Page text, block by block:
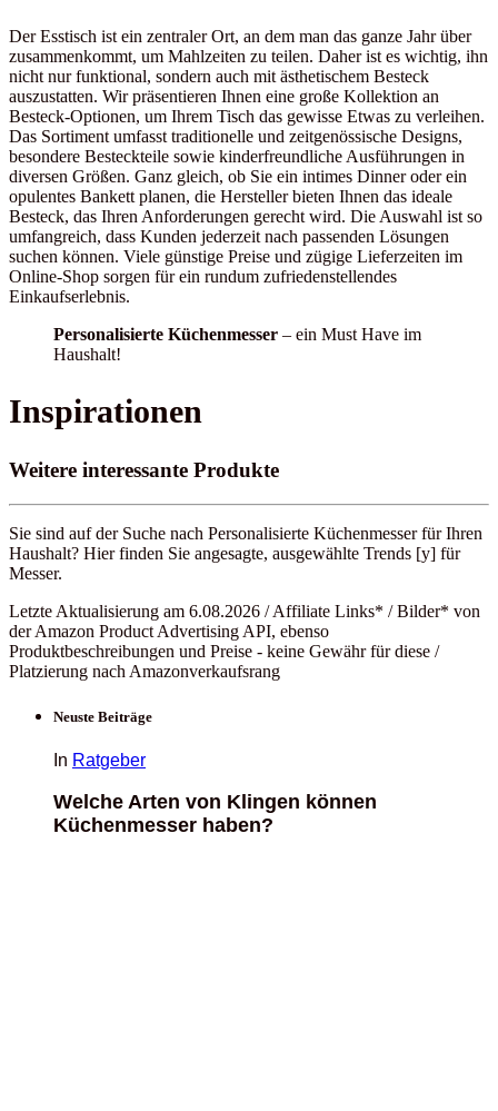
Der Esstisch ist ein zentraler Ort, an dem man das ganze Jahr über
zusammenkommt, um Mahlzeiten zu teilen. Daher ist es wichtig, ihn
nicht nur funktional, sondern auch mit ästhetischem Besteck
auszustatten. Wir präsentieren Ihnen eine große Kollektion an
Besteck-Optionen, um Ihrem Tisch das gewisse Etwas zu verleihen.
Das Sortiment umfasst traditionelle und zeitgenössische Designs,
besondere Besteckteile sowie kinderfreundliche Ausführungen in
diversen Größen. Ganz gleich, ob Sie ein intimes Dinner oder ein
opulentes Bankett planen, die Hersteller bieten Ihnen das ideale
Besteck, das Ihren Anforderungen gerecht wird. Die Auswahl ist so
umfangreich, dass Kunden jederzeit nach passenden Lösungen
suchen können. Viele günstige Preise und zügige Lieferzeiten im
Online-Shop sorgen für ein rundum zufriedenstellendes
Einkaufserlebnis.
Personalisierte Küchenmesser – ein Must Have im
Haushalt!
Inspirationen
Weitere interessante Produkte
Sie sind auf der Suche nach Personalisierte Küchenmesser für Ihren
Haushalt? Hier finden Sie angesagte, ausgewählte Trends [y] für
Messer.
Letzte Aktualisierung am 6.08.2026 / Affiliate Links* / Bilder* von
der Amazon Product Advertising API, ebenso
Produktbeschreibungen und Preise - keine Gewähr für diese /
Platzierung nach Amazonverkaufsrang
Neuste Beiträge
In Ratgeber
Welche Arten von Klingen können
Küchenmesser haben?